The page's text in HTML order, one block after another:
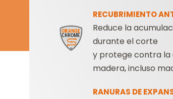
RECUBRIMIENTO
Reduce la
durante el corte
y protege contra la
madera, incluso
RANURAS DE